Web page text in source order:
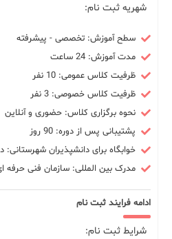
شهریه ثبت نام:
سطح آموزش: تخصصی - پیشرفته
مدت آموزش: 24 ساعت
ظرفیت کلاس عمومی: 10 نفر
ظرفیت کلاس خصوصی: 3 نفر
نحوه برگزاری کلاس: حضوری و آنلاین
پشتیبانی پس از دوره: 90 روز
خوابگاه برای دانشپذیران شهرستانی:
مدرک بین المللی: سازمان فنی حرفه
ادامه فرایند ثبت نام
شرایط ثبت نام: